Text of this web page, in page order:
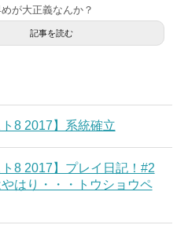
が大正義なんか？
記事を読む
ト8 2017】系統確立
ト8 2017】プレイ日記！#2
はり・・・トウショウペ